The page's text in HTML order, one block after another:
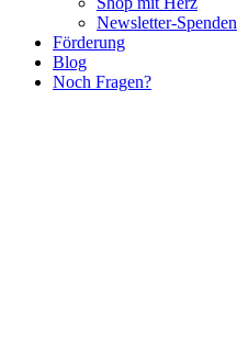
Newsletter-Spenden
Förderung
Blog
Noch Fragen?